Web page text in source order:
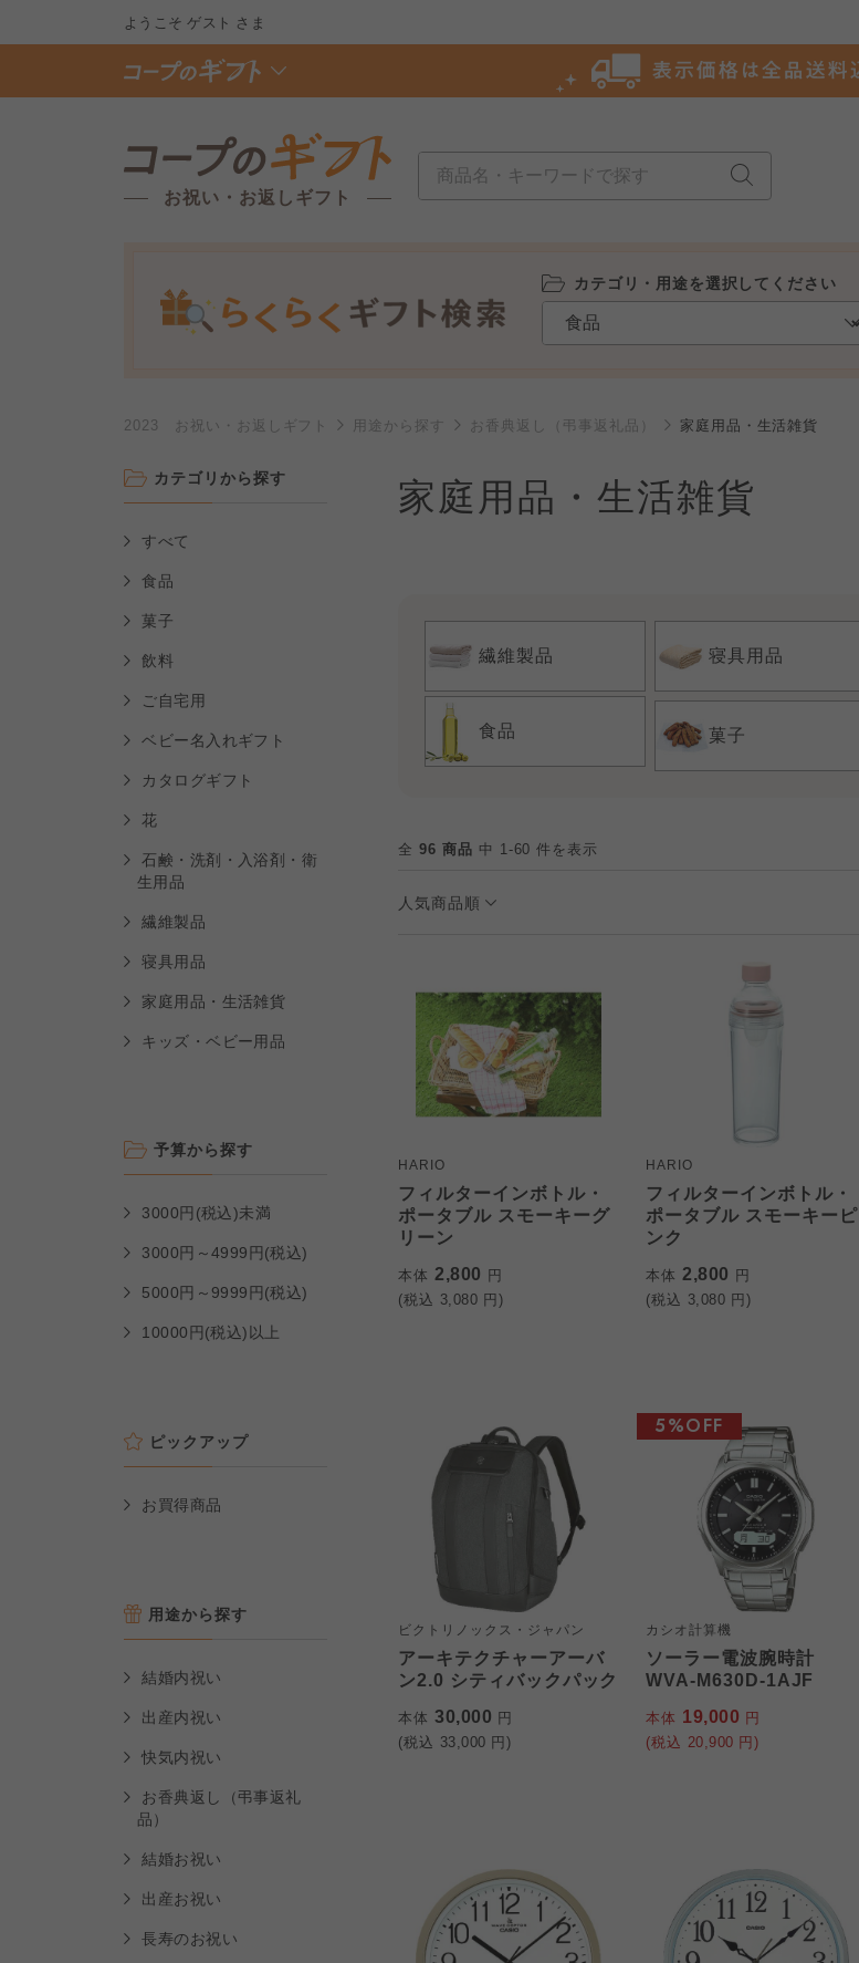
ようこそゲスト さま
お祝い・お返しギフト
カテゴリ・用途を選択してください
2023 お祝い・お返しギフト 用途から探す お香典返し（弔事返礼品） 家庭用品・生活雑貨
カテゴリから探す
すべて
食品
菓子
飲料
ご自宅用
ベビー名入れギフト
カタログギフト
花
石鹸・洗剤・入浴剤・衛
生用品
繊維製品
寝具用品
家庭用品・生活雑貨
キッズ・ベビー用品
予算から探す
3000円(税込)未満
3000円～4999円(税込)
5000円～9999円(税込)
10000円(税込)以上
ピックアップ
お買得商品
用途から探す
結婚内祝い
出産内祝い
快気内祝い
お香典返し（弔事返礼
品）
結婚お祝い
出産お祝い
長寿のお祝い
家庭用品・生活雑貨
繊維製品 寝具用品
食品 菓子
全 96 商品 中 1-60 件を表示
人気商品順
HARIO
フィルターインボトル・
ポータブル スモーキーグ
リーン
本体 2,800 円
(税込 3,080 円)
HARIO
フィルターインボトル・
ポータブル スモーキーピ
ンク
本体 2,800 円
(税込 3,080 円)
ビクトリノックス・ジャパン
アーキテクチャーアーバ
ン2.0 シティバックパック
本体 30,000 円
(税込 33,000 円)
カシオ計算機
ソーラー電波腕時計
WVA-M630D-1AJF
本体 19,000 円
(税込 20,900 円)
5%OFF